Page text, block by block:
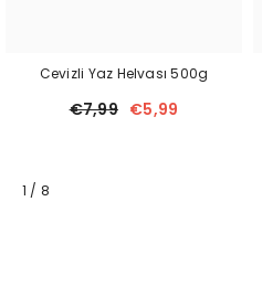
Cevizli Yaz Helvası 500g
€7,99 €5,99
1 / of
8